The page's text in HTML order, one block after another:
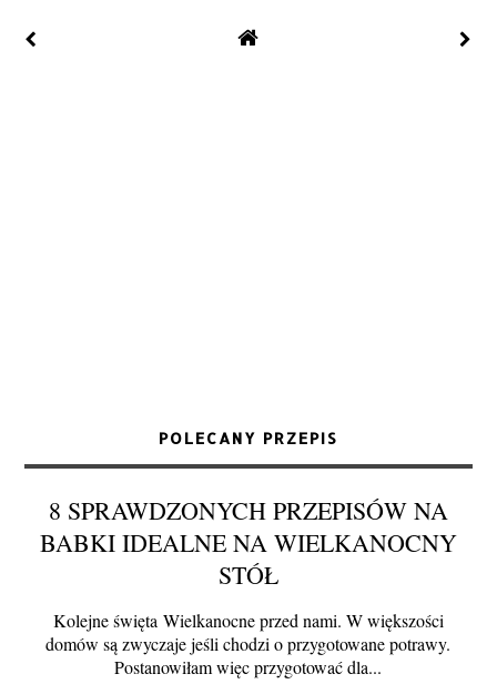
POLECANY PRZEPIS
8 SPRAWDZONYCH PRZEPISÓW NA
BABKI IDEALNE NA WIELKANOCNY
STÓŁ
Kolejne święta Wielkanocne przed nami. W większości
domów są zwyczaje jeśli chodzi o przygotowane potrawy.
Postanowiłam więc przygotować dla...